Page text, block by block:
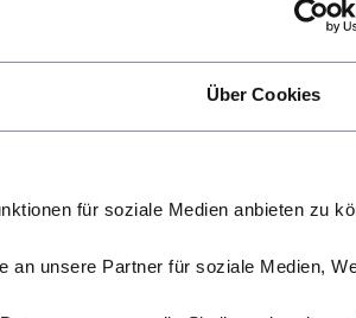
Über Cookies
für soziale Medien anbieten zu
an unsere Partner für soziale Medien,
und
und
hinaus – sie
von der
Ein